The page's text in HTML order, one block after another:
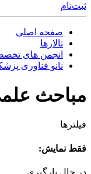
ثبت‌نام
صفحه اصلی
تالارها
انجمن های
نانو فناوری
مباحث
فیلترها
فقط نمایش:
در حال بارگیری...